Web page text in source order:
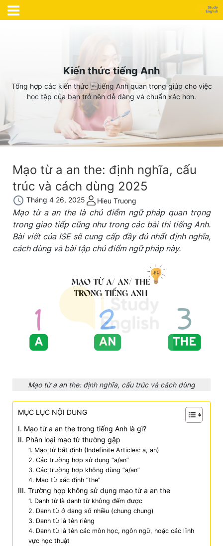
Kiến thức tiếng Anh
Tổng hợp các kiến thức tiếng Anh quan trọng giúp cho việc
học tập của bạn trở nên dễ dàng và chuẩn xác hơn.
Mạo từ a an the: định nghĩa, cấu
trúc và cách dùng 2025
Tháng 4 26, 2025 Hieu Truong
Mạo từ a an the là chủ điểm ngữ pháp quan trọng
trong giao tiếp cũng như trong các bài thi tiếng Anh.
Bài viết của ISE sẽ cung cấp đầy đủ nhất định nghĩa,
cách dùng và bài tập chủ điểm ngữ pháp này.
Mạo từ a an the: định nghĩa, cấu trúc và cách dùng
MỤC LỤC NỘI DUNG
I. Mạo từ a an the trong tiếng Anh là gì?
II. Phân loại mạo từ thường gặp
1. Mạo từ bất định (Indefinite Articles: a, an)
2. Các trường hợp sử dụng “a/an”
3. Các trường hợp không dùng “a/an”
4. Mạo từ xác định “the”
III. Trường hợp không sử dụng mạo từ a an the
1. Danh từ là danh từ không đếm được
2. Danh từ ở dạng số nhiều (chung chung)
3. Danh từ là tên riêng
4. Danh từ là tên các môn học, ngôn ngữ, hoặc các lĩnh
vực học thuật